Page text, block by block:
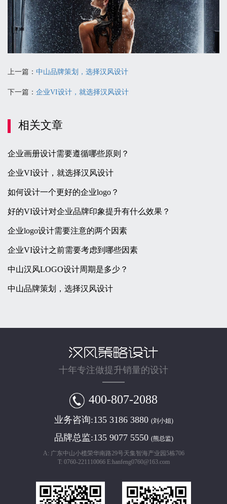
上一篇： 中山品牌策划，选择汉风设计
下一篇： 企业VI设计，就选择汉风设计
相关文章
企业画册设计需要遵循哪些原则？
企业VI设计，就选择汉风设计
如何设计一个更好的企业logo？
好的VI设计对企业品牌印象提升有什么效果？
企业logo设计需要注意的两个因素
企业VI设计之前需要考虑到哪些因素
中山汉风LOGO设计周期是多少？
中山品牌策划，选择汉风设计
十年专注做提升销量的设计
400-807-2088
业务咨询:135 3186 3880 (刘小姐)
品牌总监:135 9077 5550 (熊总监)
A: 广东中山小榄荣华南路29号天集智海产业园5栋706
T: 0760-221110066 E:hanfeng0760@163.com